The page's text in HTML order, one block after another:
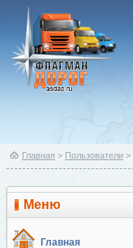
Главная > Пользователи >
Меню
Главная